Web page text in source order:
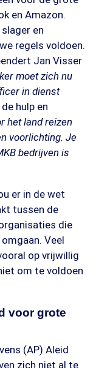
en Amazon.
en
regels voldoen.
Jan Visser
moet zich nu
in dienst
hulp en
het land reizen
voorlichting. Je
bedrijven is
er in de wet
tussen de
die
Veel
op vrijwillig
om te voldoen
voor grote
(AP) Aleid
zich niet al te